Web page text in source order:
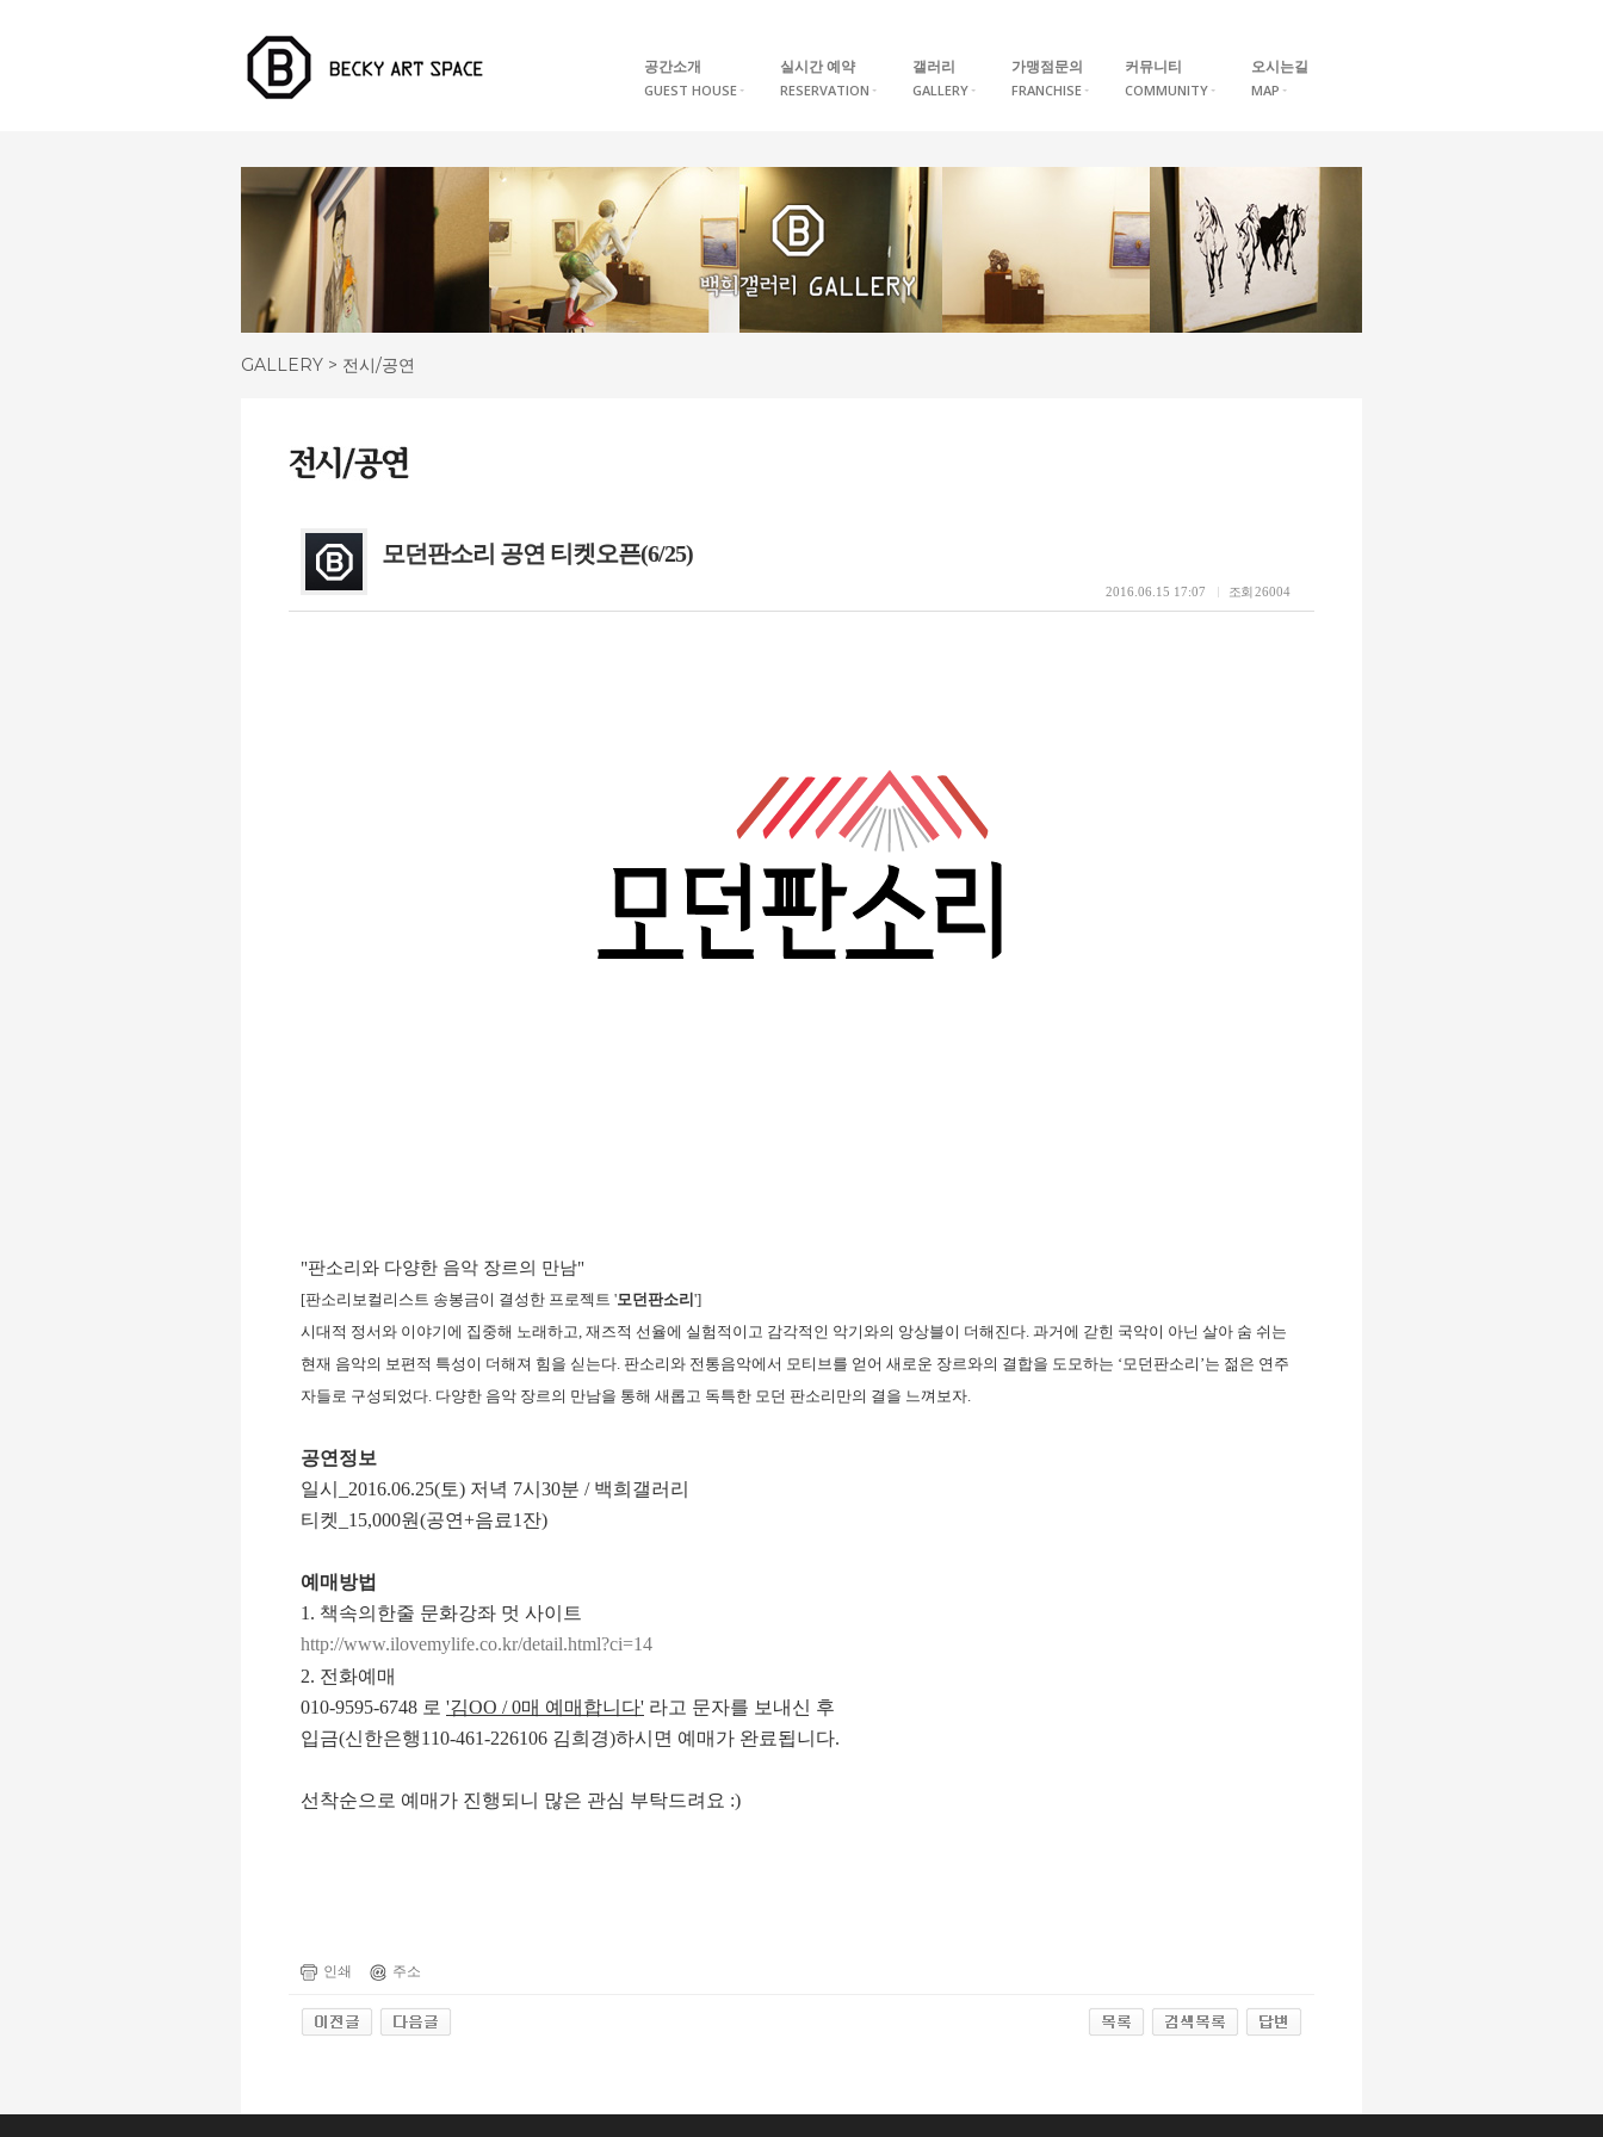
공간소개
GUEST HOUSE
실시간 예약
RESERVATION
갤러리
GALLERY
가맹점문의
FRANCHISE
커뮤니티
COMMUNITY
오시는길
MAP
GALLERY > 전시/공연
모던판소리 공연 티켓오픈(6/25)
조회26004
2016.06.15 17:07
"판소리와 다양한 음악 장르의 만남"
[판소리보컬리스트 송봉금이 결성한 프로젝트 '모던판소리 ']
시대적 정서와 이야기에 집중해 노래하고, 재즈적 선율에 실험적이고 감각적인 악기와의 앙상블이 더해진다. 과거에 갇힌 국악이 아닌 살아 숨 쉬는
현재 음악의 보편적 특성이 더해져 힘을 싣는다. 판소리와 전통음악에서 모티브를 얻어 새로운 장르와의 결합을 도모하는 ‘모던판소리’는 젊은 연주
자들로 구성되었다. 다양한 음악 장르의 만남을 통해 새롭고 독특한 모던 판소리만의 결을 느껴보자.
공연정보
일시_2016.06.25(토) 저 녁 7시30분 / 백희갤러리
티켓_15,000원(공연+음료1잔)
예매방법
1. 책속의한줄 문화강좌 멋 사이트
http://www.ilovemylife.co.kr/detail.html?ci=14
2. 전화예매
010-9595-6748 로 '김OO / 0매 예매합니다' 라고 문자를 보내신 후
입금(신한은행110-461-226106 김희경)하시면 예매가 완료됩니다.
선착순으로 예매가 진행되니 많은 관심 부탁드려요 :)
인쇄 주소